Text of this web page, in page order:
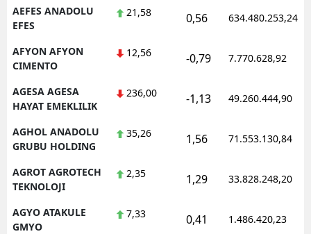
AEFES ANADOLU
EFES
21,58 0,56 634.480.253,24
AFYON AFYON
CIMENTO
12,56 -0,79 7.770.628,92
AGESA AGESA
HAYAT EMEKLILIK
236,00 -1,13 49.260.444,90
AGHOL ANADOLU
GRUBU HOLDING
35,26 1,56 71.553.130,84
AGROT AGROTECH
TEKNOLOJI
2,35 1,29 33.828.248,20
AGYO ATAKULE
GMYO
7,33 0,41 1.486.420,23